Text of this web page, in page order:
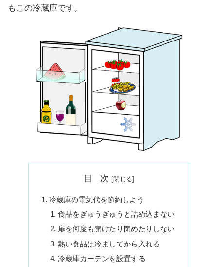
もこの冷蔵庫です。
目 次
冷蔵庫の電気代を節約しよう
食品をぎゅうぎゅうと詰め込まない
扉を何度も開けたり閉めたりしない
熱い食品は冷ましてから入れる
冷蔵庫カーテンを設置する